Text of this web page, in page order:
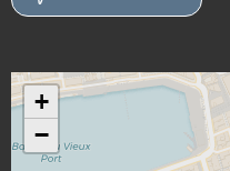
+
−